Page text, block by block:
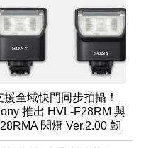
援全域快門同步拍攝！
推出 HVL-F28RM 與
閃燈 Ver.2.00 韌